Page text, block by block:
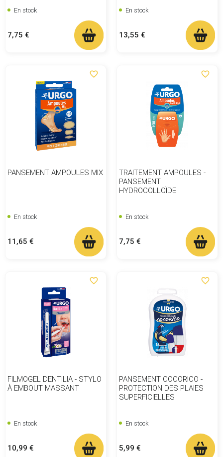
En stock
Prix
7,75 €
En stock
Prix
13,55 €
favorite_border
PANSEMENT AMPOULES MIX
En stock
Prix
11,65 €
favorite_border
TRAITEMENT AMPOULES -
PANSEMENT
HYDROCOLLOÏDE
En stock
Prix
7,75 €
favorite_border
FILMOGEL DENTILIA - STYLO
À EMBOUT MASSANT
En stock
Prix
10,99 €
favorite_border
PANSEMENT COCORICO -
PROTECTION DES PLAIES
SUPERFICIELLES
En stock
Prix
5,99 €